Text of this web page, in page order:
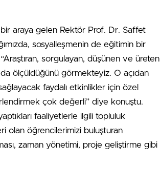
araya gelen Rektör Prof. Dr. Saffet
sosyalleşmenin de eğitimin bir
sorgulayan, düşünen ve üreten
ölçüldüğünü görmekteyiz. O açıdan
faydalı etkinlikler için özel
çok değerli” diye konuştu.
faaliyetlerle ilgili topluluk
olan öğrencilerimizi buluşturan
zaman yönetimi, proje geliştirme gibi